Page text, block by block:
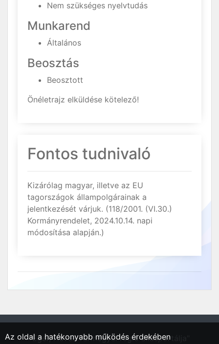
Nem szükséges nyelvtudás
Munkarend
Általános
Beosztás
Beosztott
Önéletrajz elküldése kötelező!
Fontos tudnivaló
Kizárólag magyar, illetve az EU
tagországok állampolgárainak a
jelentkezését várjuk. (118/2001. (VI.30.)
Kormányrendelet, 2024.10.14. napi
módosítása alapján.)
"Eger, Heves vármegyei régió állásportálja"
Az oldal a hatékonyabb működés érdekében